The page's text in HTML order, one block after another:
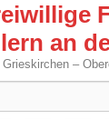
an
Grieskirchen –